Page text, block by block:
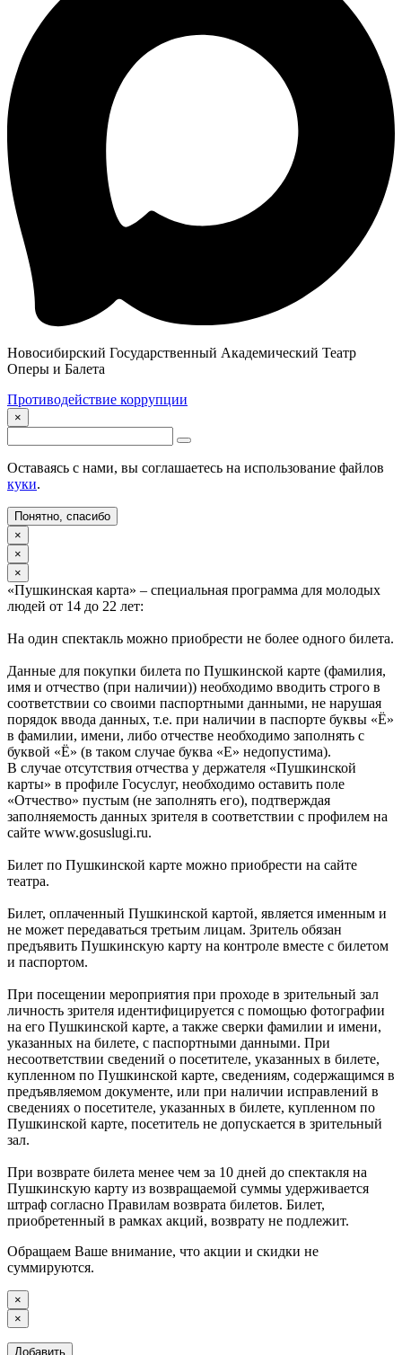
Новосибирский Государственный Академический Театр
Оперы и Балета
Противодействие коррупции
×
Оставаясь с нами, вы соглашаетесь на использование файлов
куки.
Понятно, спасибо
×
×
×
«Пушкинская карта» – специальная программа для молодых
людей от 14 до 22 лет:
На один спектакль можно приобрести не более одного билета.
Данные для покупки билета по Пушкинской карте (фамилия,
имя и отчество (при наличии)) необходимо вводить строго в
соответствии со своими паспортными данными, не нарушая
порядок ввода данных, т.е. при наличии в паспорте буквы «Ё»
в фамилии, имени, либо отчестве необходимо заполнять с
буквой «Ё» (в таком случае буква «Е» недопустима).
В случае отсутствия отчества у держателя «Пушкинской
карты» в профиле Госуслуг, необходимо оставить поле
«Отчество» пустым (не заполнять его), подтверждая
заполняемость данных зрителя в соответствии с профилем на
сайте www.gosuslugi.ru.
Билет по Пушкинской карте можно приобрести на сайте
театра.
Билет, оплаченный Пушкинской картой, является именным и
не может передаваться третьим лицам. Зритель обязан
предъявить Пушкинскую карту на контроле вместе с билетом
и паспортом.
При посещении мероприятия при проходе в зрительный зал
личность зрителя идентифицируется с помощью фотографии
на его Пушкинской карте, а также сверки фамилии и имени,
указанных на билете, с паспортными данными. При
несоответствии сведений о посетителе, указанных в билете,
купленном по Пушкинской карте, сведениям, содержащимся в
предъявляемом документе, или при наличии исправлений в
сведениях о посетителе, указанных в билете, купленном по
Пушкинской карте, посетитель не допускается в зрительный
зал.
При возврате билета менее чем за 10 дней до спектакля на
Пушкинскую карту из возвращаемой суммы удерживается
штраф согласно Правилам возврата билетов. Билет,
приобретенный в рамках акций, возврату не подлежит.
Обращаем Ваше внимание, что акции и скидки не
суммируются.
×
×
Добавить